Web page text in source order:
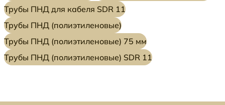
Трубы ПНД для кабеля SDR 11
Трубы ПНД (полиэтиленовые)
Трубы ПНД (полиэтиленовые) 75 мм
Трубы ПНД (полиэтиленовые) SDR 11